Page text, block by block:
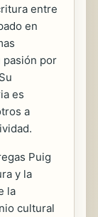
entre
en
pasión por
es
a
Puig
y la
la
cultural